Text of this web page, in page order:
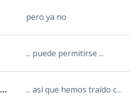
pero ya no
... puede permitirse ...
... so we brought suntan lotion ... así que hemos traído crema para el sol